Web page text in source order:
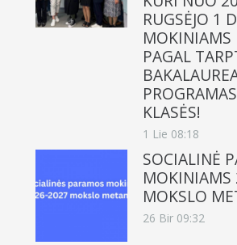
RUGSĖJO 1
MOKINIAMS
PAGAL
KLASĖS!
1 Lie 08:18
SOCIALINĖ
MOKSLO
26 Bir 09:32